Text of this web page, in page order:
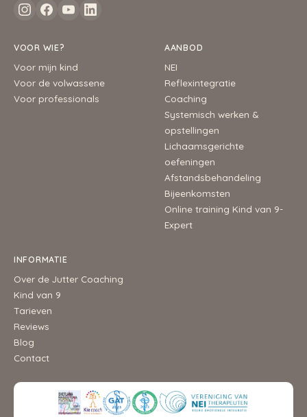
VOOR WIE?
Voor mijn kind
Voor de volwassene
Voor professionals
AANBOD
NEI
Reflexintegratie
Coaching
Systemisch werken &
opstellingen
Lichaamsgerichte
oefeningen
Afstandsbehandeling
Bijeenkomsten
Online training Kind van 9-
Expert
INFORMATIE
Over de Jutter Coaching
Kind van 9
Tarieven
Reviews
Blog
Contact